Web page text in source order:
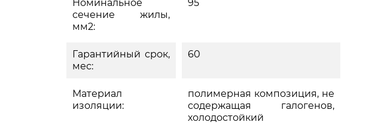
Номинальное
сечение жилы,
мм2:
95
Гарантийный срок,
мес:
60
Материал
изоляции:
полимерная композиция, не
содержащая галогенов,
холодостойкий